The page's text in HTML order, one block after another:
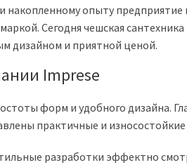
опыту предприятие
Сегодня чешская
дизайном и приятной ценой.
Imprese
форм и удобного дизайна.
практичные и
разработки эффектно